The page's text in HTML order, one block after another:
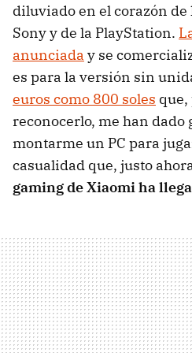
diluviado en el corazón de
Sony y de la PlayStation.
anunciada y se
es para la versión sin
euros como 800 soles que,
reconocerlo, me han dado
montarme un PC para
casualidad que, justo
gaming de Xiaomi ha